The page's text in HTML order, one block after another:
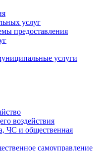
услуг
предоставления
услуги
воздействия
ЧС и общественная
самоуправление